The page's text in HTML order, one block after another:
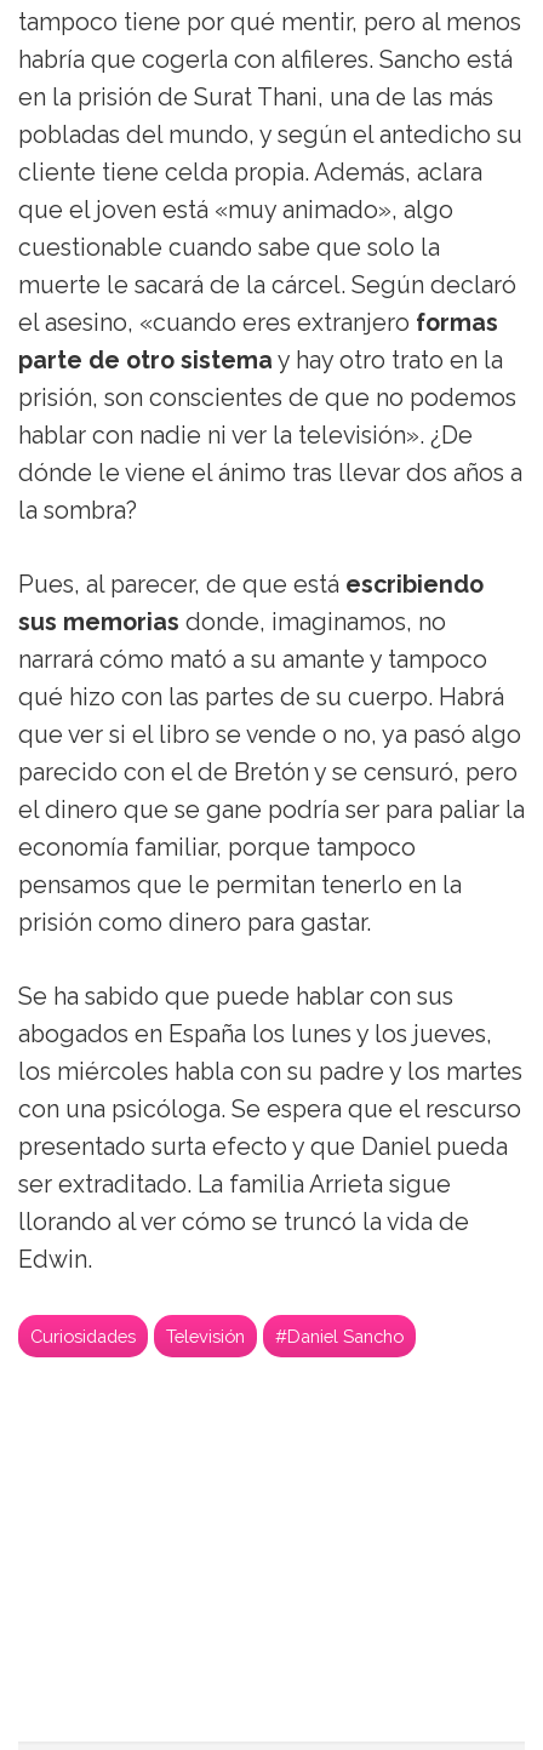
tampoco tiene por qué mentir, pero al menos
habría que cogerla con alfileres. Sancho está
en la prisión de Surat Thani, una de las más
pobladas del mundo, y según el antedicho su
cliente tiene celda propia. Además, aclara
que el joven está «muy animado», algo
cuestionable cuando sabe que solo la
muerte le sacará de la cárcel. Según declaró
el asesino, «cuando eres extranjero formas
parte de otro sistema y hay otro trato en la
prisión, son conscientes de que no podemos
hablar con nadie ni ver la televisión». ¿De
dónde le viene el ánimo tras llevar dos años a
la sombra?
Pues, al parecer, de que está escribiendo
sus memorias donde, imaginamos, no
narrará cómo mató a su amante y tampoco
qué hizo con las partes de su cuerpo. Habrá
que ver si el libro se vende o no, ya pasó algo
parecido con el de Bretón y se censuró, pero
el dinero que se gane podría ser para paliar la
economía familiar, porque tampoco
pensamos que le permitan tenerlo en la
prisión como dinero para gastar.
Se ha sabido que puede hablar con sus
abogados en España los lunes y los jueves,
los miércoles habla con su padre y los martes
con una psicóloga. Se espera que el rescurso
presentado surta efecto y que Daniel pueda
ser extraditado. La familia Arrieta sigue
llorando al ver cómo se truncó la vida de
Edwin.
Curiosidades Televisión #Daniel Sancho